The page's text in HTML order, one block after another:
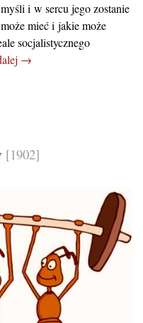
i w sercu jego zostanie
mieć i jakie może
socjalistycznego
→
[1902]